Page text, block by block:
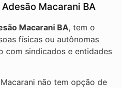
Macarani BA
Macarani BA, tem o
físicas ou autônomas
com sindicados e entidades
não tem opção de